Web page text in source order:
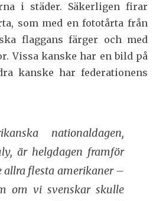
i städer. Säkerligen firar
som med en fototårta från
flaggans färger och med
Vissa kanske har en bild på
kanske har federationens
nationaldagen,
är helgdagen framför
allra flesta amerikaner –
om vi svenskar skulle